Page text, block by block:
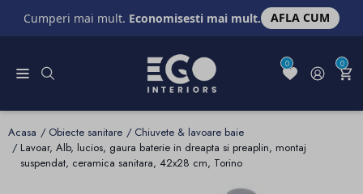
Cumperi mai mult. Economisesti mai mult. AFLA CUM
0 0
Acasa Obiecte sanitare
Chiuvete & lavoare baie
Lavoar, Alb, lucios, gaura baterie in dreapta si preaplin, montaj
suspendat, ceramica sanitara, 42x28 cm, Torino